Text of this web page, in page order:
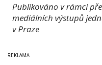
Publikováno v rámci
mediálních výstupů
v Praze